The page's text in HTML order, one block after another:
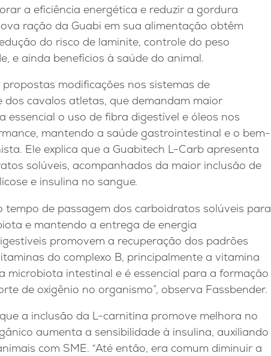
a eficiência energética e reduzir a gordura
ração da Guabi em sua alimentação obtêm
do risco de laminite, controle do peso
e ainda benefícios à saúde do animal.
modificações nos sistemas de
cavalos atletas, que demandam maior
essencial o uso de fibra digestível e óleos nos
mantendo a saúde gastrointestinal e o bem-
Ele explica que a Guabitech L-Carb apresenta
solúveis, acompanhados da maior inclusão de
e insulina no sangue.
tempo de passagem dos carboidratos solúveis para
e mantendo a entrega de energia
promovem a recuperação dos padrões
do complexo B, principalmente a vitamina
microbiota intestinal e é essencial para a formação
de oxigênio no organismo”, observa Fassbender.
a inclusão da L-carnitina promove melhora no
aumenta a sensibilidade à insulina, auxiliando
com SME. “Até então, era comum diminuir a